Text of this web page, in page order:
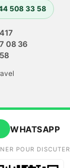
508 33 58
08 36
WHATSAPP
POUR DISCUTER